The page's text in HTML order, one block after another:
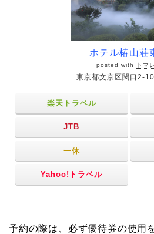
ホテル椿山荘
posted with トマ
東京都文京区関口2-
楽天トラベル
JTB
一休
Yahoo!トラベル
予約の際は、必ず優待券の使用